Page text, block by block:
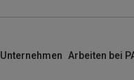
Unternehmen Arbeiten bei